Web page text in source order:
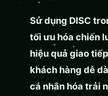
Sử dụng DISC
tối ưu hóa chiến
hiệu quả giao
khách hàng dễ
cá nhân hóa trải